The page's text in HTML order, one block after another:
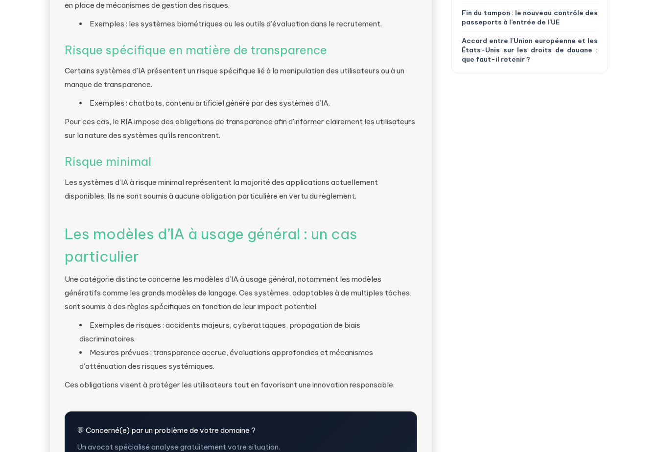
en place de mécanismes de gestion des risques.
Exemples : les systèmes biométriques ou les outils d’évaluation dans le recrutement.
Risque spécifique en matière de transparence
Certains systèmes d’IA présentent un risque spécifique lié à la manipulation des utilisateurs ou à un
manque de transparence.
Exemples : chatbots, contenu artificiel généré par des systèmes d’IA.
Pour ces cas, le RIA impose des obligations de transparence afin d’informer clairement les utilisateurs
sur la nature des systèmes qu’ils rencontrent.
Risque minimal
Les systèmes d’IA à risque minimal représentent la majorité des applications actuellement
disponibles. Ils ne sont soumis à aucune obligation particulière en vertu du règlement.
Les modèles d’IA à usage général : un cas
particulier
Une catégorie distincte concerne les modèles d’IA à usage général, notamment les modèles
génératifs comme les grands modèles de langage. Ces systèmes, adaptables à de multiples tâches,
sont soumis à des règles spécifiques en fonction de leur impact potentiel.
Exemples de risques : accidents majeurs, cyberattaques, propagation de biais
discriminatoires.
Mesures prévues : transparence accrue, évaluations approfondies et mécanismes
d’atténuation des risques systémiques.
Ces obligations visent à protéger les utilisateurs tout en favorisant une innovation responsable.
💬 Concerné(e) par un problème de votre domaine ?
Un avocat spécialisé analyse gratuitement votre situation.
Fin du tampon : le nouveau contrôle des
passeports à l’entrée de l’UE
Accord entre l’Union européenne et les
États-Unis sur les droits de douane :
que faut-il retenir ?